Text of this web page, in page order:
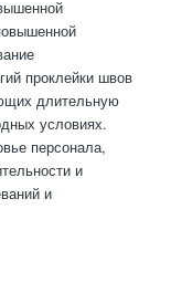
проклейки швов
длительную
условиях.
персонала,
и
и